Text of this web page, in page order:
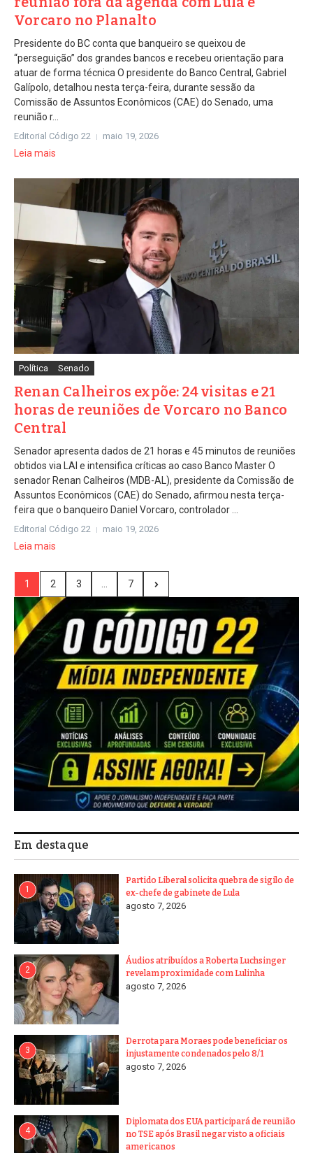
Vorcaro no Planalto
Presidente do BC conta que banqueiro se queixou de
“perseguição” dos grandes bancos e recebeu orientação para
atuar de forma técnica O presidente do Banco Central, Gabriel
Galípolo, detalhou nesta terça-feira, durante sessão da
Comissão de Assuntos Econômicos (CAE) do Senado, uma
reunião r...
Editorial Código 22 maio 19, 2026
Leia mais
Política Senado
Renan Calheiros expõe: 24 visitas e 21
horas de reuniões de Vorcaro no Banco
Central
Senador apresenta dados de 21 horas e 45 minutos de reuniões
obtidos via LAI e intensifica críticas ao caso Banco Master O
senador Renan Calheiros (MDB-AL), presidente da Comissão de
Assuntos Econômicos (CAE) do Senado, afirmou nesta terça-
feira que o banqueiro Daniel Vorcaro, controlador ...
Editorial Código 22 maio 19, 2026
Leia mais
1 2 3 ... 7
Em destaque
1
Partido Liberal solicita quebra de sigilo de
ex-chefe de gabinete de Lula
agosto 7, 2026
2
Áudios atribuídos a Roberta Luchsinger
revelam proximidade com Lulinha
agosto 7, 2026
3
Derrota para Moraes pode beneficiar os
injustamente condenados pelo 8/1
agosto 7, 2026
4
Diplomata dos EUA participará de reunião
no TSE após Brasil negar visto a oficiais
americanos